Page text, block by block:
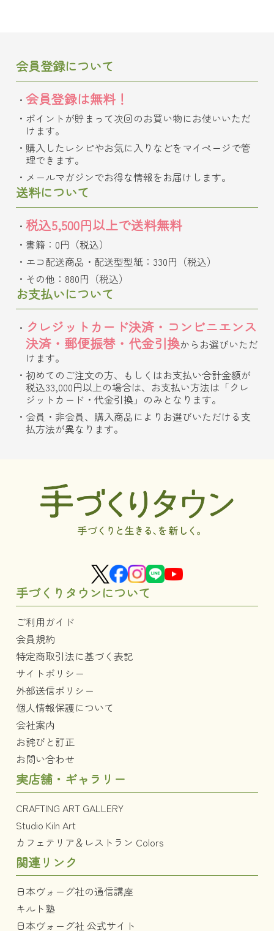
会員登録について
会員登録は無料！
ポイントが貯まって次回のお買い物にお使いいただ
けます。
購入したレシピやお気に入りなどをマイページで管
理できます。
メールマガジンでお得な情報をお届けします。
送料について
税込5,500円以上で送料無料
書籍：0円（税込）
エコ配送商品・配送型型紙：330円（税込）
その他：880円（税込）
お支払いについて
クレジットカード決済・コンビニエンス
決済・郵便振替・代金引換からお選びいただ
けます。
初めてのご注文の方、もしくはお支払い合計金額が
税込33,000円以上の場合は、お支払い方法は「クレ
ジットカード・代金引換」のみとなります。
会員・非会員、購入商品によりお選びいただける支
払方法が異なります。
手づくりタウンについて
ご利用ガイド
会員規約
特定商取引法に基づく表記
サイトポリシー
外部送信ポリシー
個人情報保護について
会社案内
お詫びと訂正
お問い合わせ
実店舗・ギャラリー
CRAFTING ART GALLERY
Studio Kiln Art
カフェテリア＆レストラン Colors
関連リンク
日本ヴォーグ社の通信講座
キルト塾
日本ヴォーグ社 公式サイト